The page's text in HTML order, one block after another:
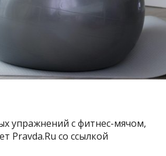
упражнений с фитнес-мячом,
Pravda.Ru со ссылкой